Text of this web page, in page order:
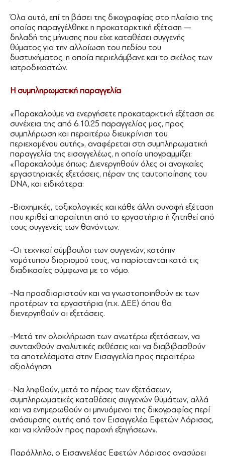
Όλα αυτά, επί τη βάσει της δικογραφίας στο πλαίσιο της
οποίας παραγγέλθηκε η προκαταρκτική εξέταση —
δηλαδή της μήνυσης που είχε καταθέσει συγγενής
θύματος για την αλλοίωση του πεδίου του
δυστυχήματος, η οποία περιελάμβανε και το σκέλος των
ιατροδικαστών.
Η συμπληρωματική παραγγελία
«Παρακαλούμε να ενεργήσετε προκαταρκτική εξέταση σε
συνέχεια της από 6.10.25 παραγγελίας μας, προς
συμπλήρωση και περαιτέρω διευκρίνιση του
περιεχομένου αυτής», αναφέρεται στη συμπληρωματική
παραγγελία της εισαγγελέως, η οποία υπογραμμίζει:
«Παρακαλούμε όπως: Διενεργηθούν όλες οι αναγκαίες
εργαστηριακές εξετάσεις, πέραν της ταυτοποίησης του
DNA, και ειδικότερα:
-Βιοχημικές, τοξικολογικές και κάθε άλλη συναφή εξέταση
που κριθεί απαραίτητη από το εργαστήριο ή ζητηθεί από
τους συγγενείς των θανόντων.
-Οι τεχνικοί σύμβουλοι των συγγενών, κατόπιν
νομότυπου διορισμού τους, να παρίστανται κατά τις
διαδικασίες σύμφωνα με το νόμο.
-Να προσδιοριστούν και να γνωστοποιηθούν εκ των
προτέρων τα εργαστήρια (π.χ. ΔΕΕ) όπου θα
διενεργηθούν οι εξετάσεις.
-Μετά την ολοκλήρωση των ανωτέρω εξετάσεων, να
συνταχθούν αναλυτικές εκθέσεις και να διαβιβασθούν
τα αποτελέσματα στην Εισαγγελία προς περαιτέρω
αξιολόγηση.
-Να ληφθούν, μετά το πέρας των εξετάσεων,
συμπληρωματικές καταθέσεις συγγενών θυμάτων, αλλά
και να ενημερωθούν οι μηνυόμενοι της δικογραφίας περί
ανάσυρσης αυτής από τον Εισαγγελέα Εφετών Λάρισας,
και να κληθούν προς παροχή εξηγήσεων».
Παράλληλα, ο Εισαγγελέας Εφετών Λάρισας ανασύρει